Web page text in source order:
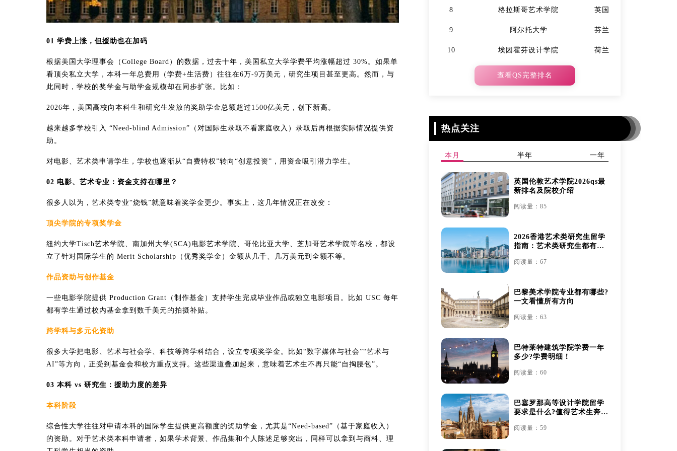
01 学费上涨，但援助也在加码
根据美国大学理事会（College Board）的数据，过去十年，美国私立大学学费平均涨幅超过 30%。如果单
看顶尖私立大学，本科一年总费用（学费+生活费）往往在6万-9万美元，研究生项目甚至更高。然而，与
此同时，学校的奖学金与助学金规模却在同步扩张。比如：
2026年，美国高校向本科生和研究生发放的奖助学金总额超过1500亿美元，创下新高。
越来越多学校引入 “Need-blind Admission”（对国际生录取不看家庭收入）录取后再根据实际情况提供资
助。
对电影、艺术类申请学生，学校也逐渐从“自费特权”转向“创意投资”，用资金吸引潜力学生。
02 电影、艺术专业：资金支持在哪里？
很多人以为，艺术类专业“烧钱”就意味着奖学金更少。事实上，这几年情况正在改变：
顶尖学院的专项奖学金
纽约大学Tisch艺术学院、南加州大学(SCA)电影艺术学院、哥伦比亚大学、芝加哥艺术学院等名校，都设
立了针对国际学生的 Merit Scholarship（优秀奖学金）金额从几千、几万美元到全额不等。
作品资助与创作基金
一些电影学院提供 Production Grant（制作基金）支持学生完成毕业作品或独立电影项目。比如 USC 每年
都有学生通过校内基金拿到数千美元的拍摄补贴。
跨学科与多元化资助
很多大学把电影、艺术与社会学、科技等跨学科结合，设立专项奖学金。比如“数字媒体与社会”“艺术与
AI”等方向，正受到基金会和校方重点支持。这些渠道叠加起来，意味着艺术生不再只能“自掏腰包”。
03 本科 vs 研究生：援助力度的差异
本科阶段
综合性大学往往对申请本科的国际学生提供更高额度的奖助学金，尤其是“Need-based”（基于家庭收入）
的资助。对于艺术类本科申请者，如果学术背景、作品集和个人陈述足够突出，同样可以拿到与商科、理
8 格拉斯哥艺术学院 英国
9 阿尔托大学 芬兰
10 埃因霍芬设计学院 荷兰
查看QS完整排名
热点关注
本月 半年 一年
英国伦敦艺术学院2026qs最
新排名及院校介绍
阅读量：85
2026香港艺术类研究生留学
指南：艺术类研究生都有哪
阅读量：67
巴黎美术学院专业都有哪些?
一文看懂所有方向
阅读量：63
巴特莱特建筑学院学费一年
多少?学费明细！
阅读量：60
巴塞罗那高等设计学院留学
要求是什么?值得艺术生奔赴
阅读量：59